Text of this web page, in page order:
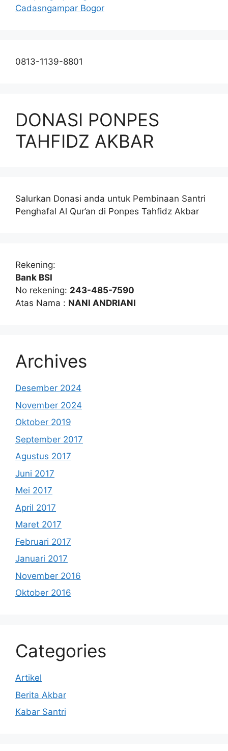
Cadasngampar Bogor
0813-1139-8801
DONASI PONPES
TAHFIDZ AKBAR
Salurkan Donasi anda untuk Pembinaan Santri
Penghafal Al Qur’an di Ponpes Tahfidz Akbar
Rekening:
Bank BSI
No rekening: 243-485-7590
Atas Nama : NANI ANDRIANI
Archives
Desember 2024
November 2024
Oktober 2019
September 2017
Agustus 2017
Juni 2017
Mei 2017
April 2017
Maret 2017
Februari 2017
Januari 2017
November 2016
Oktober 2016
Categories
Artikel
Berita Akbar
Kabar Santri